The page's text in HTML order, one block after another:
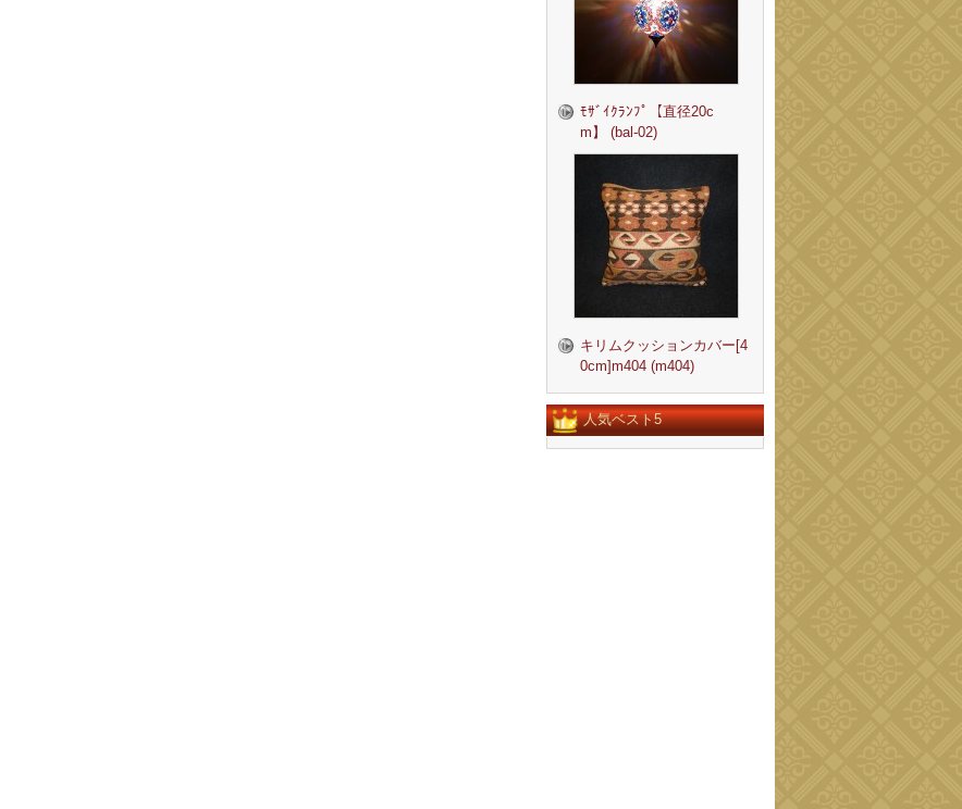
ﾓｻﾞｲｸﾗﾝﾌﾟ【直径20c
m】 (bal-02)
キリムクッションカバー[4
0cm]m404 (m404)
人気ベスト5